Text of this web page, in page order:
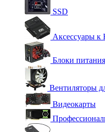
SSD
Аксессуары к
Блоки питания
Вентиляторы
Видеокарты